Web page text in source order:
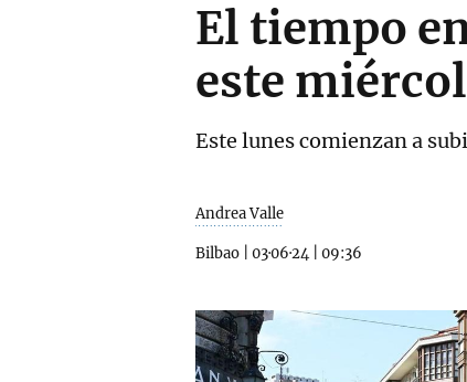
El tiempo
este
Este lunes comienzan a
Andrea Valle
Bilbao 03·06·24 09:36